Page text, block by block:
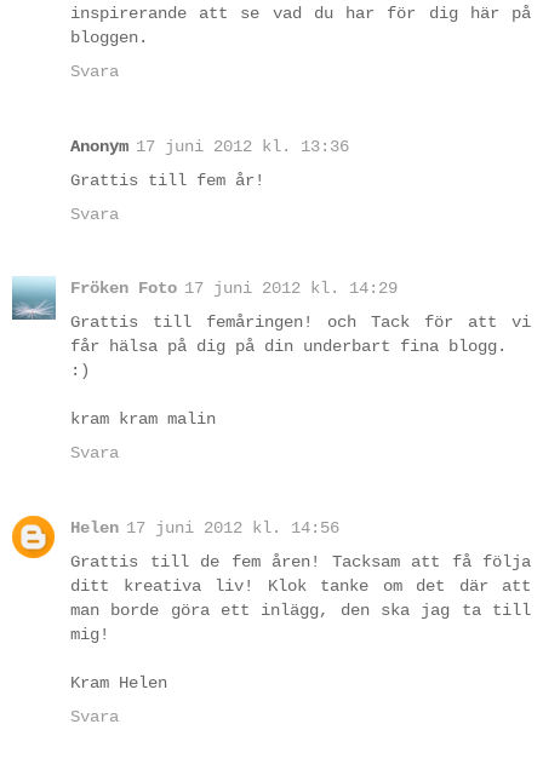
inspirerande att se vad du har för dig här på
bloggen.
Svara
Anonym 17 juni 2012 kl. 13:36
Grattis till fem år!
Svara
Fröken Foto 17 juni 2012 kl. 14:29
Grattis till femåringen! och Tack för att vi
får hälsa på dig på din underbart fina blogg.
:)
kram kram malin
Svara
Helen 17 juni 2012 kl. 14:56
Grattis till de fem åren! Tacksam att få följa
ditt kreativa liv! Klok tanke om det där att
man borde göra ett inlägg, den ska jag ta till
mig!
Kram Helen
Svara